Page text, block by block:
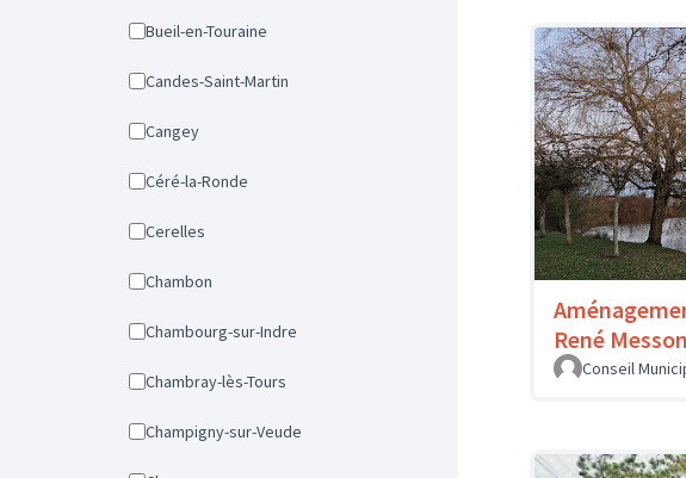
Bueil-en-Touraine
Candes-Saint-Martin
Cangey
Céré-la-Ronde
Cerelles
Chambon
Chambourg-sur-Indre
Chambray-lès-Tours
Champigny-sur-Veude
René Messon
Conseil